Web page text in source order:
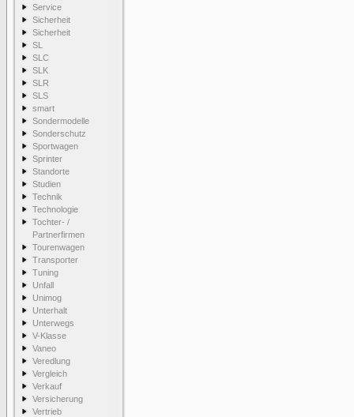
Service
Sicherheit
Sicherheit
SL
SLC
SLK
SLR
SLS
smart
Sondermodelle
Sonderschutz
Sportwagen
Sprinter
Standorte
Studien
Technik
Technologie
Tochter- /
Partnerfirmen
Tourenwagen
Transporter
Tuning
Unfall
Unimog
Unterhalt
Unterwegs
V-Klasse
Vaneo
Veredlung
Vergleich
Verkauf
Versicherung
Vertrieb